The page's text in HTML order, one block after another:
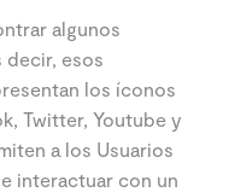
algunos
esos
los íconos
Twitter, Youtube y
a los Usuarios
interactuar con un